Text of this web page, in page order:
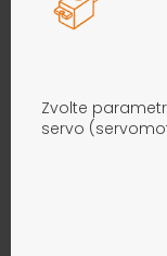
Zvolte
servo